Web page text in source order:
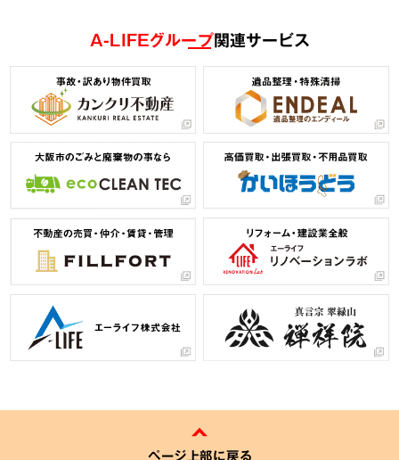
A-LIFEグループ関連サービス
ページ上部に戻る